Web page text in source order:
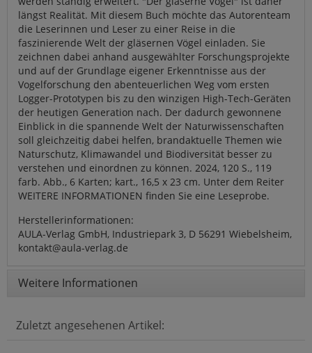
längst Realität. Mit diesem Buch möchte das Autorenteam
die Leserinnen und Leser zu einer Reise in die
faszinierende Welt der gläsernen Vögel einladen. Sie
zeichnen dabei anhand ausgewählter Forschungsprojekte
und auf der Grundlage eigener Erkenntnisse aus der
Vogelforschung den abenteuerlichen Weg vom ersten
Logger-Prototypen bis zu den winzigen High-Tech-Geräten
der heutigen Generation nach. Der dadurch gewonnene
Einblick in die spannende Welt der Naturwissenschaften
soll gleichzeitig dabei helfen, brandaktuelle Themen wie
Naturschutz, Klimawandel und Biodiversität besser zu
verstehen und einordnen zu können. 2024, 120 S., 119
farb. Abb., 6 Karten; kart., 16,5 x 23 cm. Unter dem Reiter
WEITERE INFORMATIONEN finden Sie eine Leseprobe.
Herstellerinformationen:
AULA-Verlag GmbH, Industriepark 3, D 56291 Wiebelsheim,
kontakt@aula-verlag.de
Weitere Informationen
Zuletzt angesehenen Artikel: